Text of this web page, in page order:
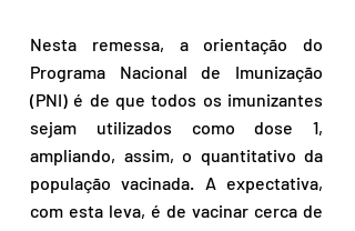
Nesta remessa, a orientação do
Programa Nacional de Imunização
(PNI) é de que todos os imunizantes
sejam utilizados como dose 1,
ampliando, assim, o quantitativo da
população vacinada. A expectativa,
com esta leva, é de vacinar cerca de